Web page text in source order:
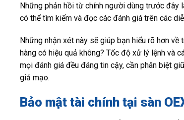
Những phản hồi từ chính người dùng trước đây
có thể tìm kiếm và đọc các đánh giá trên các
Những nhận xét này sẽ giúp bạn hiểu rõ hơn
hàng có hiệu quả không? Tốc độ xử lý lệnh và
mọi đánh giá đều đáng tin cậy, cần phân biệt
giả mạo.
Bảo mật tài chính tại sàn